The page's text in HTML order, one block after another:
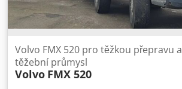
Volvo FMX 520 pro těžkou přepravu a
těžební průmysl
Volvo FMX 520